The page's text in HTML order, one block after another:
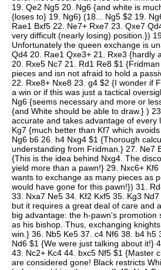
19. Qe2 Ng5 20. Ng6 {and white is
{loses to} 19. Ng6) (18... Ng5 $2 19.
Rae1 Bxf5 22. Ne7+ Rxe7 23. Qxe7
very difficult (nearly losing) position.})
Unfortunately the queen exchange is
Qd4 20. Rae1 Qxe3+ 21. Rxe3 {hardly
20. Rxe5 Nc7 21. Rd1 Re8 $1
pieces and isn not afraid to hold a
22. Rxe8+ Nxe8 23. g4 $2 {I wonder if
a win or if this was just a tactical
Ng6 {seems necessary and more or
{and White should be able to draw.} )
accurate and takes advantage of every
Kg7 {much better than Kf7 which
Ng6 b6 26. h4 Nxg4 $1 {Thorough
understanding from Fridman.} 27. Ne7
{This is the idea behind Nxg4. The
yield more than a pawn!} 29. Nxc6+
wants to exchange as many pieces as
would have gone for this pawn!}) 31.
33. Nxa7 Ne5 34. Kf2 Kxf5 35. Kg3
but it requires a great deal of care and
big advantage: the h-pawn's promotion
as his bishop. Thus, exchanging
win.} 36. Nb5 Ke5 37. c4 Nf6 38. b4 h5
Nd6 $1 {We were just talking about it!}
43. Nc2+ Kc4 44. bxc5 Nf5 $1 {Master
are considered gone! Black restricts